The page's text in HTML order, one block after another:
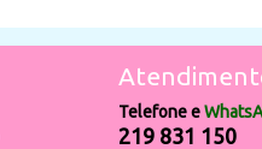
Telefone e
219 831 150